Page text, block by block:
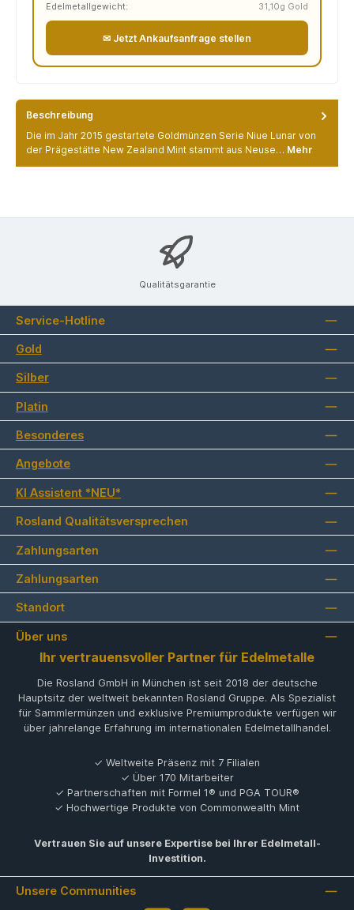
Edelmetallgewicht:
31,10g Gold
✉ Jetzt Ankaufsanfrage stellen
Beschreibung
Die im Jahr 2015 gestartete Goldmünzen Serie Niue Lunar von
der Prägestätte New Zealand Mint stammt aus Neuse… Mehr
Qualitätsgarantie
Service-Hotline
Gold
Silber
Platin
Besonderes
Angebote
KI Assistent *NEU*
Rosland Qualitätsversprechen
Zahlungsarten
Zahlungsarten
Standort
Über uns
Ihr vertrauensvoller Partner für Edelmetalle
Die Rosland GmbH in München ist seit 2018 der deutsche
Hauptsitz der weltweit bekannten Rosland Gruppe. Als Spezialist
für Sammlermünzen und exklusive Premiumprodukte verfügen wir
über jahrelange Erfahrung im internationalen Edelmetallhandel.
✓ Weltweite Präsenz mit 7 Filialen
✓ Über 170 Mitarbeiter
✓ Partnerschaften mit Formel 1® und PGA TOUR®
✓ Hochwertige Produkte von Commonwealth Mint
Vertrauen Sie auf unsere Expertise bei Ihrer Edelmetall-
Investition.
Unsere Communities